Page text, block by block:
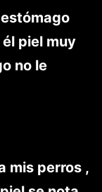
piel muy
no le
mis perros ,